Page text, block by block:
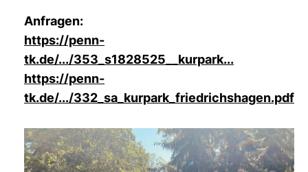
Anfragen:
https://penn-
tk.de/.../353_s1828525__kurpark...
https://penn-
tk.de/.../332_sa_kurpark_friedrichshagen.pdf